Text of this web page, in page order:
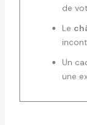
de
Le
Un
une